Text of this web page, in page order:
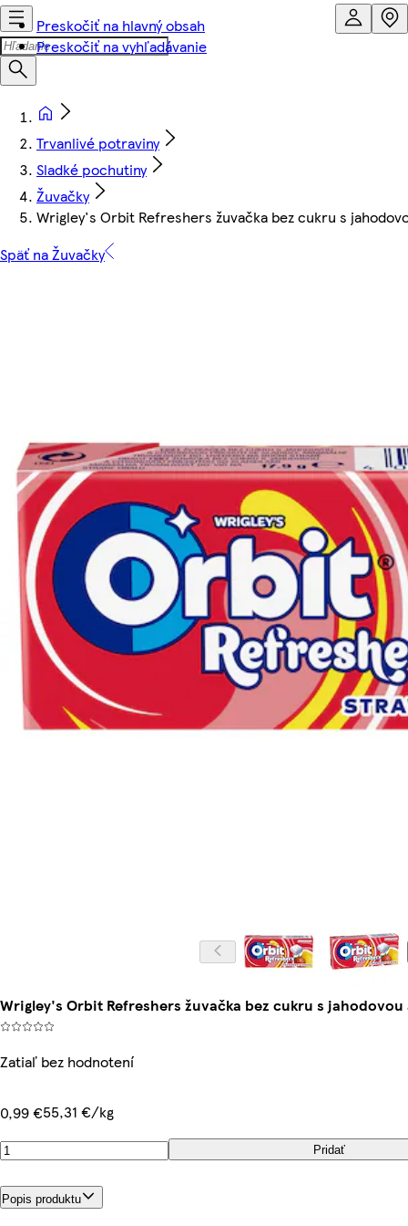
Preskočiť na hlavný obsah
Preskočiť na vyhľadávanie
Trvanlivé potraviny
Sladké pochutiny
Žuvačky
Wrigley's Orbit Refreshers žuvačka bez cukru s
Späť na Žuvačky
Wrigley's Orbit Refreshers žuvačka bez cukru s
Zatiaľ bez hodnotení
0,99 €55,31 €/kg
Pridať
Popis produktu